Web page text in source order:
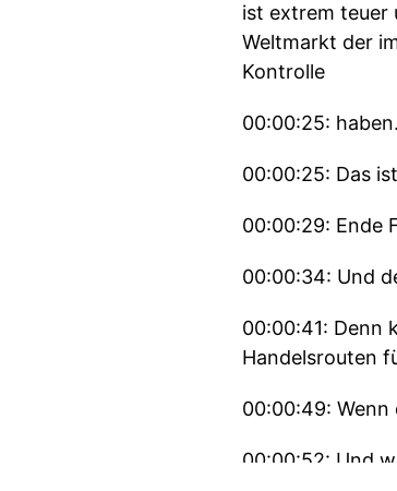
ist extrem teuer
Weltmarkt der
Kontrolle
00:00:25: haben.
00:00:25: Das
00:00:29: Ende
00:00:34: Und
00:00:41: Denn
Handelsrouten
00:00:49:
00:00:52: Und